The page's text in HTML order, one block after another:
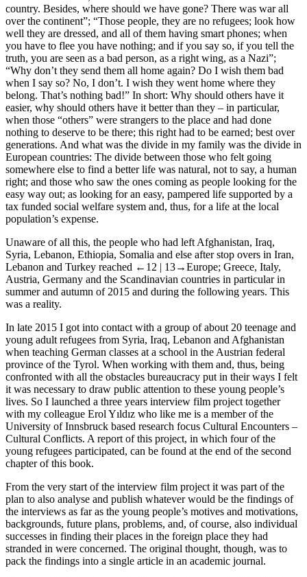
country. Besides, where should we have gone? There was war all
over the continent”; “Those people, they are no refugees; look how
well they are dressed, and all of them having smart phones; when
you have to flee you have nothing; and if you say so, if you tell the
truth, you are seen as a bad person, as a right wing, as a Nazi”;
“Why don’t they send them all home again? Do I wish them bad
when I say so? No, I don’t. I wish they went home where they
belong. That’s nothing bad!” In short: Why should others have it
easier, why should others have it better than they – in particular,
when those “others” were strangers to the place and had done
nothing to deserve to be there; this right had to be earned; best over
generations. And what was the divide in my family was the divide in
European countries: The divide between those who felt going
somewhere else to find a better life was natural, not to say, a human
right; and those who saw the ones coming as people looking for the
easy way out; as looking for an easy, pampered life supported by a
tax funded social welfare system and, thus, for a life at the local
population’s expense.
Unaware of all this, the people who had left Afghanistan, Iraq,
Syria, Lebanon, Ethiopia, Somalia and else after stop overs in Iran,
Lebanon and Turkey reached ←12 | 13→Europe; Greece, Italy,
Austria, Germany and the Scandinavian countries in particular in
summer and autumn of 2015 and during the following years. This
was a reality.
In late 2015 I got into contact with a group of about 20 teenage and
young adult refugees from Syria, Iraq, Lebanon and Afghanistan
when teaching German classes at a school in the Austrian federal
province of the Tyrol. When working with them and, thus, being
confronted with all the obstacles bureaucracy put in their ways I felt
it was necessary to draw public attention to these young people’s
lives. So I launched a three years interview film project together
with my colleague Erol Yıldız who like me is a member of the
University of Innsbruck based research focus Cultural Encounters –
Cultural Conflicts. A report of this project, in which four of the
young refugees participated, can be found at the end of the second
chapter of this book.
From the very start of the interview film project it was part of the
plan to also analyse and publish whatever would be the findings of
the interviews as far as the young people’s motives and motivations,
backgrounds, future plans, problems, and, of course, also individual
successes in finding their places in the foreign place they had
stranded in were concerned. The original thought, though, was to
pack the findings into a single article in an academic journal.